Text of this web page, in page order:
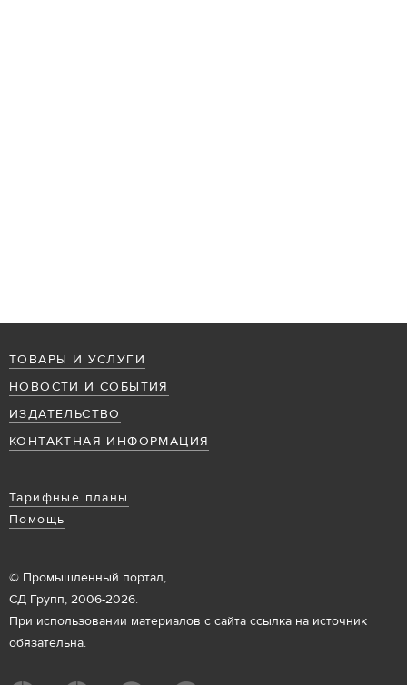
ТОВАРЫ И УСЛУГИ
НОВОСТИ И СОБЫТИЯ
ИЗДАТЕЛЬСТВО
КОНТАКТНАЯ ИНФОРМАЦИЯ
Тарифные планы
Помощь
© Промышленный портал,
СД Групп, 2006-2026.
При использовании материалов с сайта ссылка на источник
обязательна.